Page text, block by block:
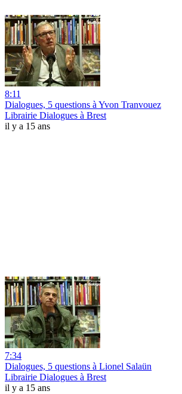
8:11
Dialogues, 5 questions à Yvon Tranvouez
Librairie Dialogues à Brest
il y a 15 ans
7:34
Dialogues, 5 questions à Lionel Salaün
Librairie Dialogues à Brest
il y a 15 ans